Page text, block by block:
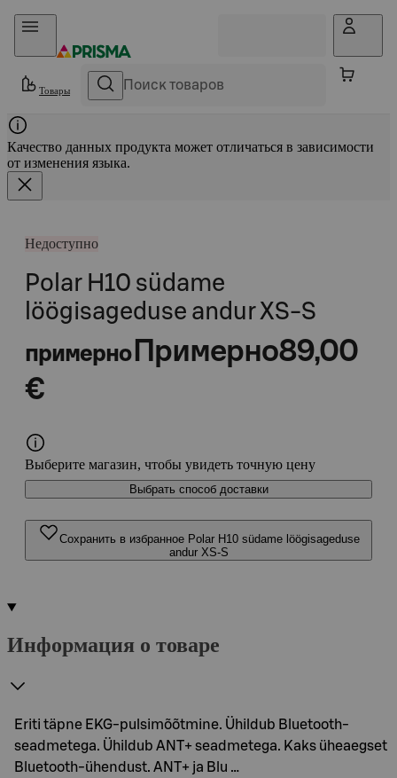
Прыгать в контент
Товары
Качество данных продукта может отличаться в зависимости
от изменения языка.
Недоступно
Polar H10 südame
löögisageduse andur XS-S
примерно Примерно89,00
€
Выберите магазин, чтобы увидеть точную цену
Выбрать способ доставки
Сохранить в избранное Polar H10 südame löögisageduse
andur XS-S
Информация о товаре
Eriti täpne EKG-pulsimõõtmine. Ühildub Bluetooth-
seadmetega. Ühildub ANT+ seadmetega. Kaks üheaegset
Bluetooth-ühendust. ANT+ ja Blu …